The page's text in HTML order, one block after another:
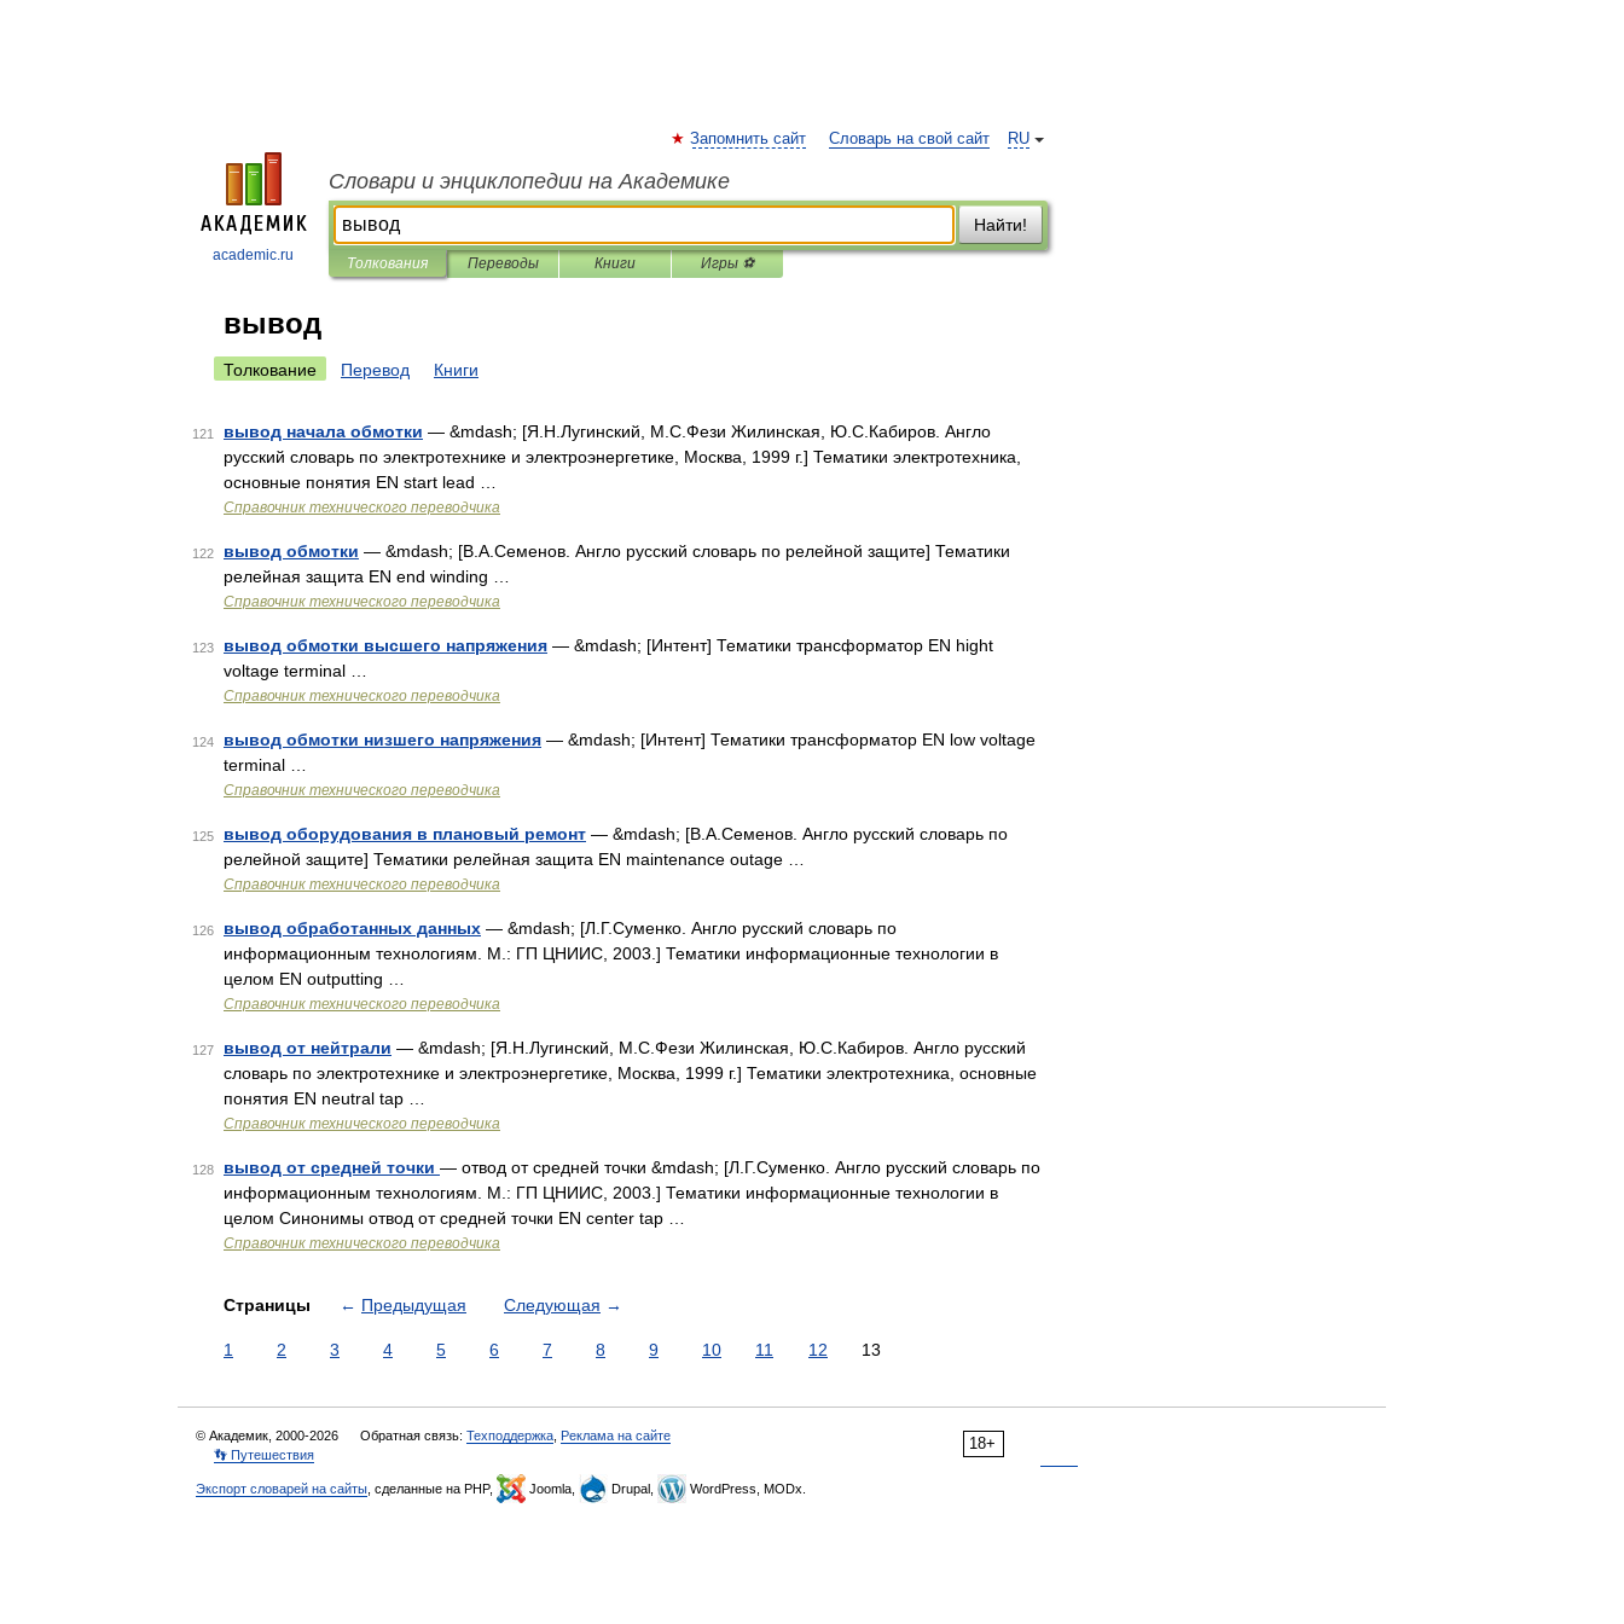
academic.ru
RU
Запомнить сайт Словарь на свой сайт
Словари и энциклопедии на Академике
Найти!
Толкования Переводы Книги Игры ⚽
вывод
Толкование Перевод Книги
121 вывод начала обмотки — &mdash; [Я.Н.Лугинский, М.С.Фези Жилинская, Ю.С.Кабиров. Англо
русский словарь по электротехнике и электроэнергетике, Москва, 1999 г.] Тематики электротехника,
основные понятия EN start lead …
Справочник технического переводчика
122 вывод обмотки — &mdash; [В.А.Семенов. Англо русский словарь по релейной защите] Тематики
релейная защита EN end winding …
Справочник технического переводчика
123 вывод обмотки высшего напряжения — &mdash; [Интент] Тематики трансформатор EN hight
voltage terminal …
Справочник технического переводчика
124 вывод обмотки низшего напряжения — &mdash; [Интент] Тематики трансформатор EN low voltage
terminal …
Справочник технического переводчика
125 вывод оборудования в плановый ремонт — &mdash; [В.А.Семенов. Англо русский словарь по
релейной защите] Тематики релейная защита EN maintenance outage …
Справочник технического переводчика
126 вывод обработанных данных — &mdash; [Л.Г.Суменко. Англо русский словарь по
информационным технологиям. М.: ГП ЦНИИС, 2003.] Тематики информационные технологии в
целом EN outputting …
Справочник технического переводчика
127 вывод от нейтрали — &mdash; [Я.Н.Лугинский, М.С.Фези Жилинская, Ю.С.Кабиров. Англо русский
словарь по электротехнике и электроэнергетике, Москва, 1999 г.] Тематики электротехника, основные
понятия EN neutral tap …
Справочник технического переводчика
128 вывод от средней точки — отвод от средней точки &mdash; [Л.Г.Суменко. Англо русский словарь по
информационным технологиям. М.: ГП ЦНИИС, 2003.] Тематики информационные технологии в
целом Синонимы отвод от средней точки EN center tap …
Справочник технического переводчика
Страницы ← Предыдущая Следующая →
1 2 3 4 5 6 7 8 9 10 11 12 13
18+
© Академик, 2000-2026 Обратная связь: Техподдержка Реклама на сайте
👣 Путешествия
Экспорт словарей на сайты , сделанные на PHP, Joomla, Drupal, WordPress, MODx.